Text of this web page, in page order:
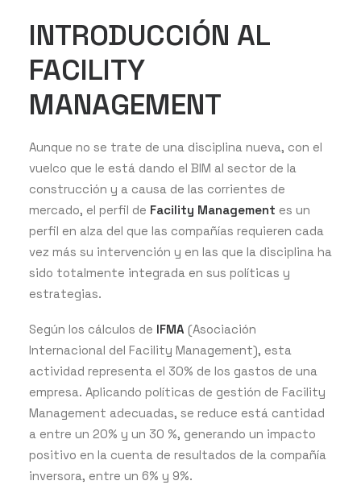
INTRODUCCIÓN AL
FACILITY
MANAGEMENT
Aunque no se trate de una disciplina nueva, con el
vuelco que le está dando el BIM al sector de la
construcción y a causa de las corrientes de
mercado, el perfil de Facility Management es un
perfil en alza del que las compañías requieren cada
vez más su intervención y en las que la disciplina ha
sido totalmente integrada en sus políticas y
estrategias.
Según los cálculos de IFMA (Asociación
Internacional del Facility Management), esta
actividad representa el 30% de los gastos de una
empresa. Aplicando políticas de gestión de Facility
Management adecuadas, se reduce está cantidad
a entre un 20% y un 30 %, generando un impacto
positivo en la cuenta de resultados de la compañía
inversora, entre un 6% y 9%.